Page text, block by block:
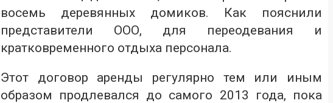
восемь деревянных домиков. Как пояснили
представители ООО, для переодевания и
кратковременного отдыха персонала.
Этот договор аренды регулярно тем или иным
образом продлевался до самого 2013 года, пока